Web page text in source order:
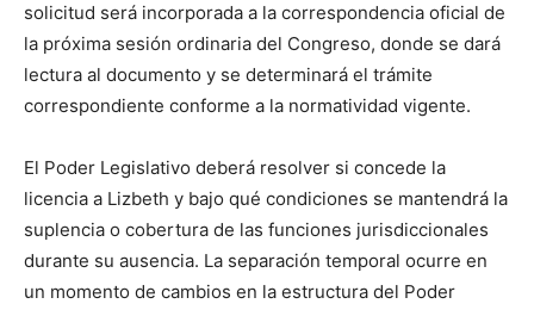
solicitud será incorporada a la correspondencia oficial de
la próxima sesión ordinaria del Congreso, donde se dará
lectura al documento y se determinará el trámite
correspondiente conforme a la normatividad vigente.
El Poder Legislativo deberá resolver si concede la
licencia a Lizbeth y bajo qué condiciones se mantendrá la
suplencia o cobertura de las funciones jurisdiccionales
durante su ausencia. La separación temporal ocurre en
un momento de cambios en la estructura del Poder